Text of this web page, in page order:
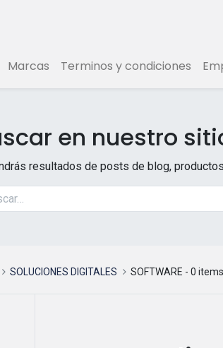
Marcas Terminos y condiciones
en nuestro
resultados de posts de blog,
SOLUCIONES DIGITALES SOFTWARE - 0 items